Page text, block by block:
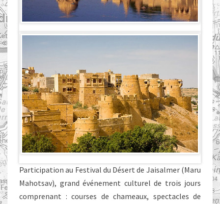
Participation au Festival du Désert de Jaisalmer (Maru
Mahotsav), grand événement culturel de trois jours
comprenant : courses de chameaux, spectacles de